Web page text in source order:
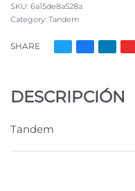
6a15de8a528a
Category: Tandem
SHARE
DESCRIPCIÓN
Tandem